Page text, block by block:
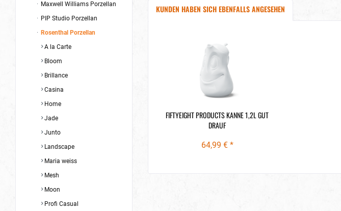
Maxwell Williams Porzellan
PIP Studio Porzellan
Rosenthal Porzellan
A la Carte
Bloom
Brillance
Casina
Home
Jade
Junto
Landscape
Maria weiss
Mesh
Moon
Profi Casual
KUNDEN HABEN SICH EBENFALLS ANGESEHEN
FIFTYEIGHT PRODUCTS KANNE 1,2L GUT
DRAUF
64,99 € *